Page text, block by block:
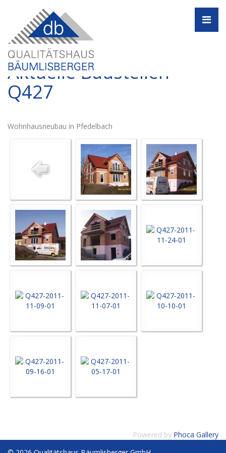
Aktuelle Baustellen -
Q427
Wohnhausneubau in Pfedelbach
Powered by Phoca Gallery